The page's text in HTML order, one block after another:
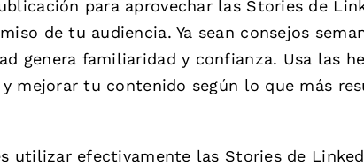
para aprovechar las Stories de
de tu audiencia. Ya sean consejos
genera familiaridad y confianza. Usa las
mejorar tu contenido según lo que más
utilizar efectivamente las Stories de